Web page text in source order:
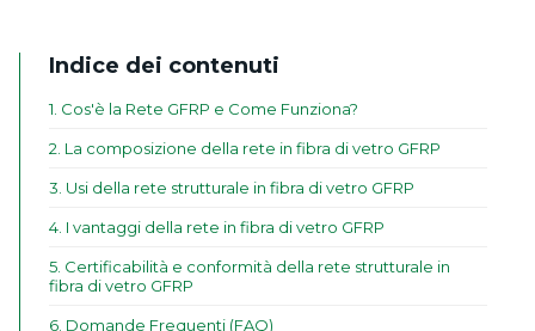
Indice dei contenuti
1 Cos'è la Rete GFRP e Come Funziona?
2 La composizione della rete in fibra di vetro GFRP
3 Usi della rete strutturale in fibra di vetro GFRP
4 I vantaggi della rete in fibra di vetro GFRP
5 Certificabilità e conformità della rete strutturale in
fibra di vetro GFRP
6 Domande Frequenti (FAQ)